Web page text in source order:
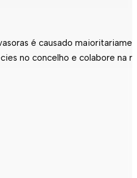
é causado
no concelho e colabore na